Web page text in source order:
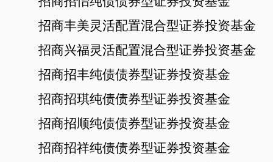
招商丰美灵活配置混合型证券投资基金
招商兴福灵活配置混合型证券投资基金
招商招丰纯债债券型证券投资基金
招商招琪纯债债券型证券投资基金
招商招顺纯债债券型证券投资基金
招商招祥纯债债券型证券投资基金